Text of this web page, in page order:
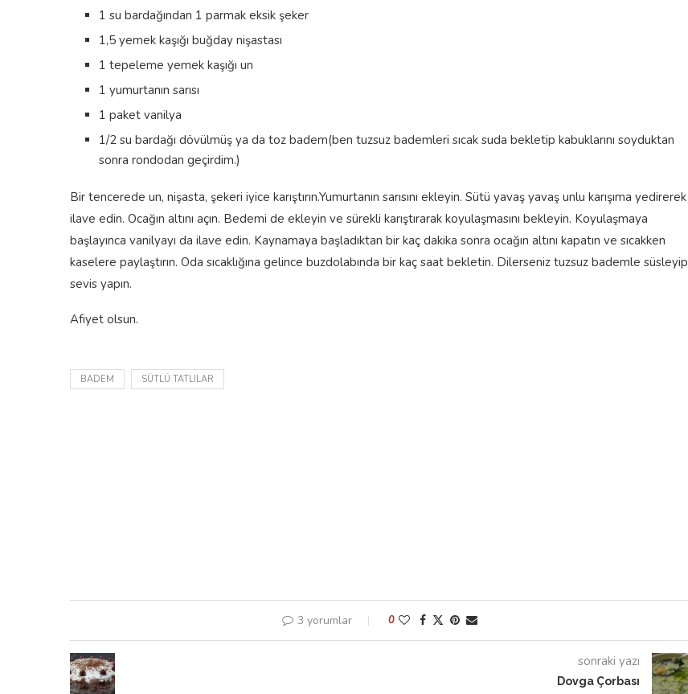
1 su bardağından 1 parmak eksik şeker
1,5 yemek kaşığı buğday nişastası
1 tepeleme yemek kaşığı un
1 yumurtanın sarısı
1 paket vanilya
1/2 su bardağı dövülmüş ya da toz badem(ben tuzsuz bademleri sıcak suda bekletip kabuklarını soyduktan
sonra rondodan geçirdim.)
Bir tencerede un, nişasta, şekeri iyice karıştırın.Yumurtanın sarısını ekleyin. Sütü yavaş yavaş unlu karışıma yedirerek
ilave edin. Ocağın altını açın. Bedemi de ekleyin ve sürekli karıştırarak koyulaşmasını bekleyin. Koyulaşmaya
başlayınca vanilyayı da ilave edin. Kaynamaya başladıktan bir kaç dakika sonra ocağın altını kapatın ve sıcakken
kaselere paylaştırın. Oda sıcaklığına gelince buzdolabında bir kaç saat bekletin. Dilerseniz tuzsuz bademle süsleyip
sevis yapın.
Afiyet olsun.
BADEM SÜTLÜ TATLILAR
3 yorumlar 0
sonraki yazı
Dovga Çorbası